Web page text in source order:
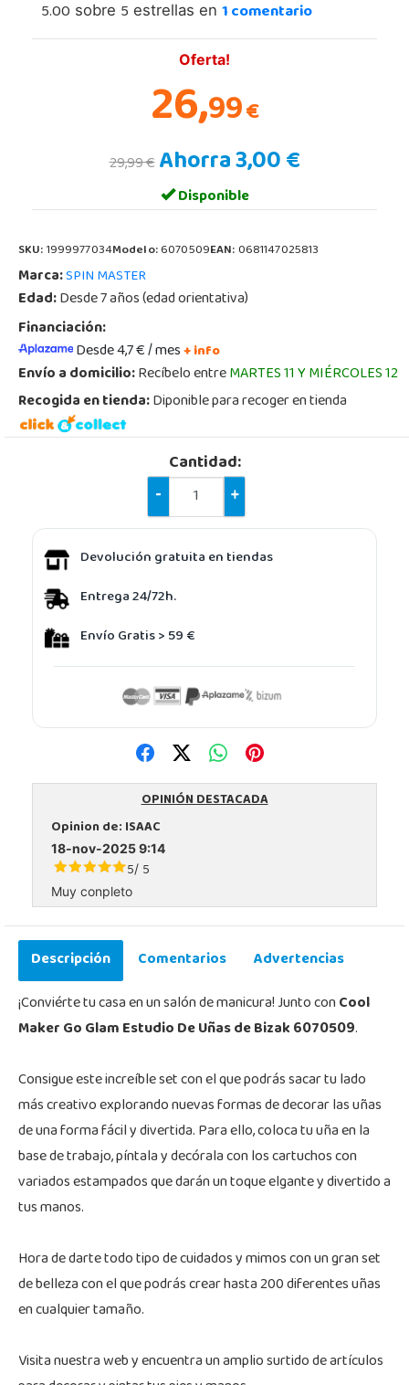
5.00 sobre 5 estrellas en 1comentario
Oferta!
26,99€
29,99 €Ahorra 3,00 €
Disponible
SKU:1999977034Modelo:6070509EAN:0681147025813
Marca:SPIN MASTER
Edad:Desde 7 años (edad orientativa)
Financiación:
Desde 4,7 € / mes+ info
Envío a domicilio:Recíbelo entreMARTES 11 Y MIÉRCOLES 12
Recogida en tienda:Diponible para recoger en tienda
Cantidad:
-
+
Devolución gratuita en tiendas
Entrega 24/72h.
Envío Gratis > 59 €
OPINIÓN DESTACADA
Opinion de:ISAAC
18-nov-2025 9:14
5/ 5
Muy conpleto
Descripción Comentarios
Advertencias
¡Conviérte tu casa en un salón de manicura! Junto conCool
Maker Go Glam Estudio De Uñas de Bizak 6070509.
Consigue este increíble set con el que podrás sacar tu lado
más creativo explorando nuevas formas de decorar las uñas
de una forma fácil y divertida. Para ello, coloca tu uña en la
base de trabajo, píntala y decórala con los cartuchos con
variados estampados que darán un toque elgante y divertido a
tus manos.
Hora de darte todo tipo de cuidados y mimos con un gran set
de belleza con el que podrás crear hasta 200 diferentes uñas
en cualquier tamaño.
Visita nuestra web y encuentra un amplio surtido de artículos